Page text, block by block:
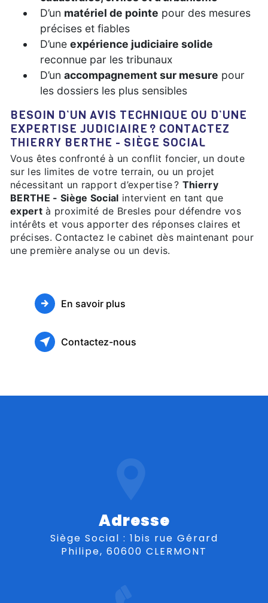
D’un matériel de pointe pour des mesures
précises et fiables
D’une expérience judiciaire solide
reconnue par les tribunaux
D’un accompagnement sur mesure pour
les dossiers les plus sensibles
BESOIN D’UN AVIS TECHNIQUE OU D’UNE
EXPERTISE JUDICIAIRE ? CONTACTEZ
THIERRY BERTHE - SIÈGE SOCIAL
Vous êtes confronté à un conflit foncier, un doute
sur les limites de votre terrain, ou un projet
nécessitant un rapport d’expertise ? Thierry
BERTHE - Siège Social intervient en tant que
expertà proximité de Bresles pour défendre vos
intérêts et vous apporter des réponses claires et
précises. Contactez le cabinet dès maintenant pour
une première analyse ou un devis.
En savoir plus
Contactez-nous
Adresse
Siège Social : 1bis rue Gérard
Philipe, 60600 CLERMONT